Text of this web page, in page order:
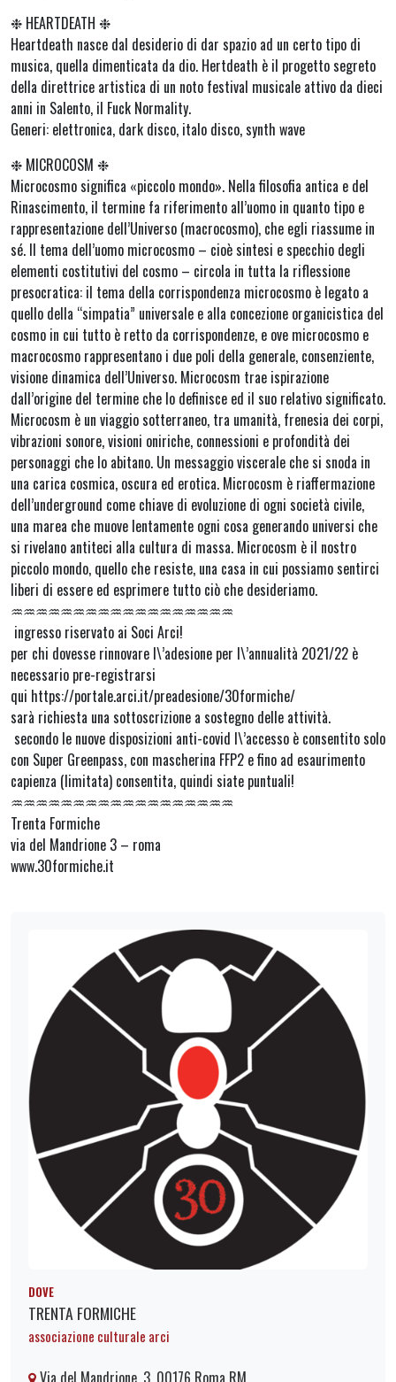
❉ HEARTDEATH ❉
Heartdeath nasce dal desiderio di dar spazio ad un certo tipo di
musica, quella dimenticata da dio. Hertdeath è il progetto segreto
della direttrice artistica di un noto festival musicale attivo da dieci
anni in Salento, il Fuck Normality.
Generi: elettronica, dark disco, italo disco, synth wave
❉ MICROCOSM ❉
Microcosmo significa «piccolo mondo». Nella filosofia antica e del
Rinascimento, il termine fa riferimento all’uomo in quanto tipo e
rappresentazione dell’Universo (macrocosmo), che egli riassume in
sé. Il tema dell’uomo microcosmo – cioè sintesi e specchio degli
elementi costitutivi del cosmo – circola in tutta la riflessione
presocratica: il tema della corrispondenza microcosmo è legato a
quello della “simpatia” universale e alla concezione organicistica del
cosmo in cui tutto è retto da corrispondenze, e ove microcosmo e
macrocosmo rappresentano i due poli della generale, consenziente,
visione dinamica dell’Universo. Microcosm trae ispirazione
dall’origine del termine che lo definisce ed il suo relativo significato.
Microcosm è un viaggio sotterraneo, tra umanità, frenesia dei corpi,
vibrazioni sonore, visioni oniriche, connessioni e profondità dei
personaggi che lo abitano. Un messaggio viscerale che si snoda in
una carica cosmica, oscura ed erotica. Microcosm è riaffermazione
dell’underground come chiave di evoluzione di ogni società civile,
una marea che muove lentamente ogni cosa generando universi che
si rivelano antiteci alla cultura di massa. Microcosm è il nostro
piccolo mondo, quello che resiste, una casa in cui possiamo sentirci
liberi di essere ed esprimere tutto ciò che desideriamo.
♒︎♒︎♒︎♒︎♒︎♒︎♒︎♒︎♒︎♒︎♒︎♒︎♒︎♒︎♒︎♒︎♒︎♒︎
ingresso riservato ai Soci Arci!
per chi dovesse rinnovare l\’adesione per l\’annualità 2021/22 è
necessario pre-registrarsi
qui https://portale.arci.it/preadesione/30formiche/
sarà richiesta una sottoscrizione a sostegno delle attività.
secondo le nuove disposizioni anti-covid l\’accesso è consentito solo
con Super Greenpass, con mascherina FFP2 e fino ad esaurimento
capienza (limitata) consentita, quindi siate puntuali!
♒︎♒︎♒︎♒︎♒︎♒︎♒︎♒︎♒︎♒︎♒︎♒︎♒︎♒︎♒︎♒︎♒︎♒︎
Trenta Formiche
via del Mandrione 3 – roma
www.30formiche.it
DOVE
TRENTA FORMICHE
associazione culturale arci